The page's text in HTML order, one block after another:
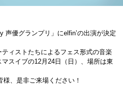
声優グランプリ」にelfin’の出演が決定
ィストたちによるフェス形式の音楽
スイブの12月24日（日）、場所は東
、是非ご来場ください！